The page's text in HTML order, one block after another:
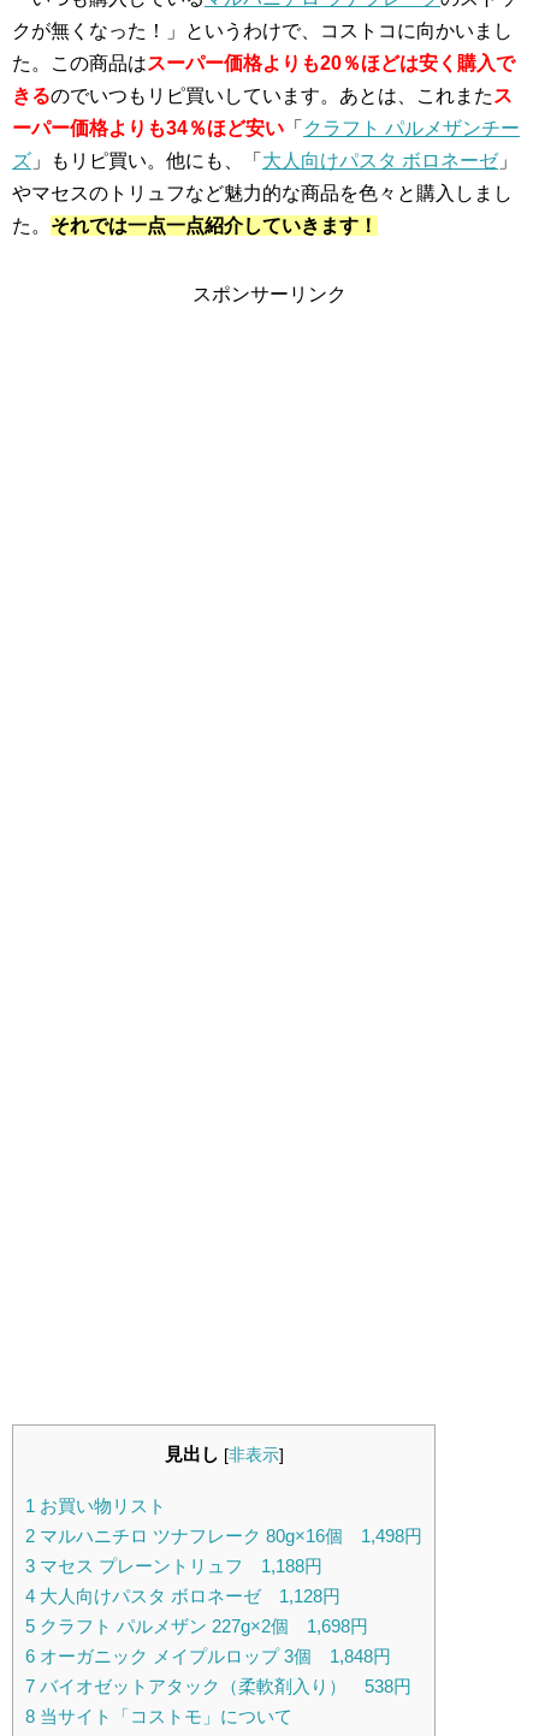
クが無くなった！」というわけで、コストコに向かいまし
た。この商品はスーパー価格よりも20％ほどは安く購入で
きるのでいつもリピ買いしています。あとは、これまたス
ーパー価格よりも34％ほど安い 「 クラフト パルメザンチー
ズ 」もリピ買い。他にも、「 大人向けパスタ ボロネーゼ」
やマセスのトリュフなど魅力的な商品を色々と購入しまし
た。 それでは一点一点紹介していきます！
スポンサーリンク
見出し [非表示]
1 お買い物リスト
2 マルハニチロ ツナフレーク 80g×16個 1,498円
3 マセス プレーントリュフ 1,188円
4 大人向けパスタ ボロネーゼ 1,128円
5 クラフト パルメザン 227g×2個 1,698円
6 オーガニック メイプルロップ 3個 1,848円
7 バイオゼットアタック（柔軟剤入り） 538円
8 当サイト「コストモ」について